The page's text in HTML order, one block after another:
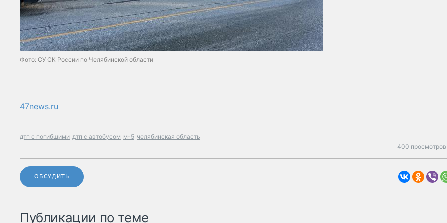
Фото: СУ СК России по Челябинской области
47news.ru
дтп с погибшими дтп с автобусом м-5 челябинская область
400 просмотров
ОБСУДИТЬ
Публикации по теме